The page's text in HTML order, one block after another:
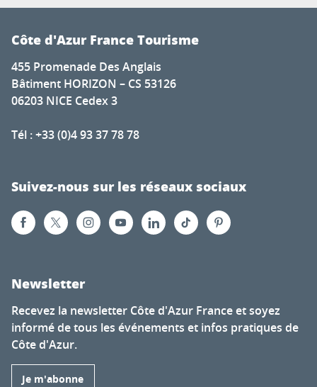
Côte d'Azur France Tourisme
455 Promenade Des Anglais
Bâtiment HORIZON – CS 53126
06203 NICE Cedex 3
Tél : +33 (0)4 93 37 78 78
Suivez-nous sur les réseaux sociaux
Newsletter
Recevez la newsletter Côte d'Azur France et soyez
informé de tous les événements et infos pratiques de
Côte d'Azur.
Je m'abonne